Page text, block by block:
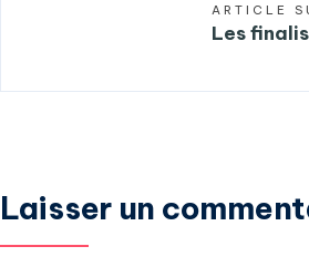
ARTICLE
Les
Laisser un